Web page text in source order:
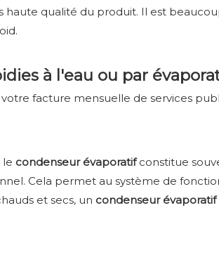
qualité du produit. Il est
à l'eau ou par
facture mensuelle de services
le condenseur évaporatifconstitue
Cela permet au système de
et secs, un condenseur évaporatif